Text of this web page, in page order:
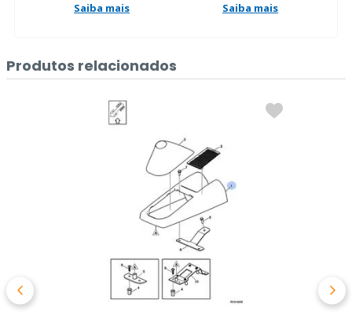
Saiba mais
Saiba mais
Produtos relacionados